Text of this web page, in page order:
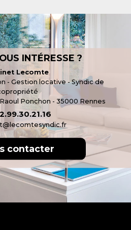
INTÉRESSE ?
Lecomte
- Gestion locative - Syndic de
Ponchon - 35000 Rennes
contacter